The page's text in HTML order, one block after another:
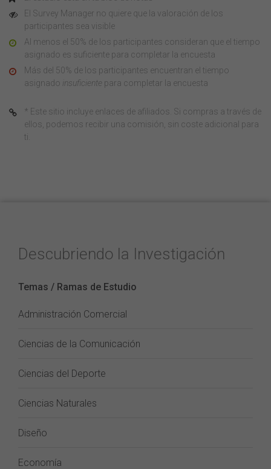
El Survey Manager no quiere que la valoración de los
participantes sea visible
Al menos el 50% de los participantes consideran que el tiempo
asignado es suficiente para completar la encuesta
Más del 50% de los participantes encuentran el tiempo
asignado insuficiente para completar la encuesta
* Este sitio incluye enlaces de afiliados. Si compras a través de
ellos, podemos recibir una comisión, sin coste adicional para
ti.
Descubriendo la Investigación
Temas / Ramas de Estudio
Administración Comercial
Ciencias de la Comunicación
Ciencias del Deporte
Ciencias Naturales
Diseño
Economía